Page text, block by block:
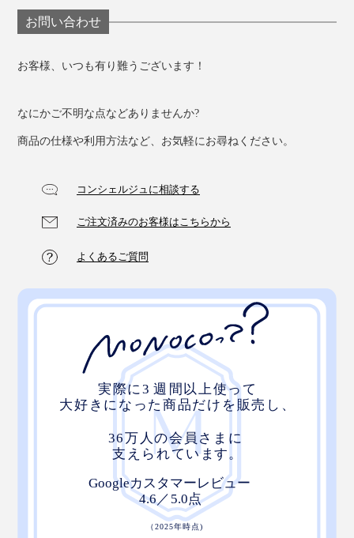
お問い合わせ
お客様、いつも有り難うございます！
なにかご不明な点などありませんか?
商品の仕様や利用方法など、お気軽にお尋ねください。
コンシェルジュに相談する
ご注文済みのお客様はこちらから
よくあるご質問